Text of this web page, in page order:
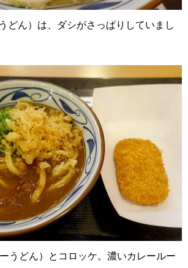
どん）は、ダシがさっぱりしていまし
うどん）とコロッケ。濃いカレールー